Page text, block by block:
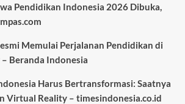
Pendidikan Indonesia 2026 Dibuka,
Memulai Perjalanan Pendidikan di
Beranda Indonesia
Harus Bertransformasi: Saatnya
Virtual Reality – timesindonesia.co.id